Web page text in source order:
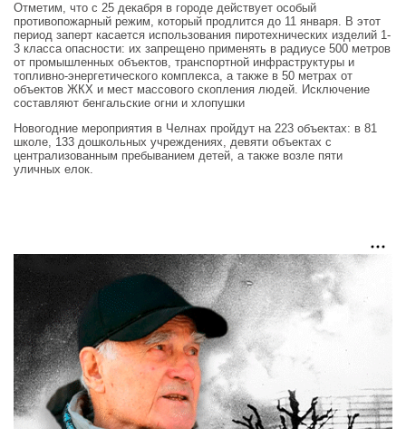
Отметим, что с 25 декабря в городе действует особый
противопожарный режим, который продлится до 11 января. В этот
период заперт касается использования пиротехнических изделий 1-
3 класса опасности: их запрещено применять в радиусе 500 метров
от промышленных объектов, транспортной инфраструктуры и
топливно-энергетического комплекса, а также в 50 метрах от
объектов ЖКХ и мест массового скопления людей. Исключение
составляют бенгальские огни и хлопушки
Новогодние мероприятия в Челнах пройдут на 223 объектах: в 81
школе, 133 дошкольных учреждениях, девяти объектах с
централизованным пребыванием детей, а также возле пяти
уличных елок.